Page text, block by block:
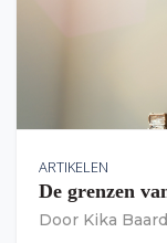
ARTIKELEN
De grenzen
Door Kika